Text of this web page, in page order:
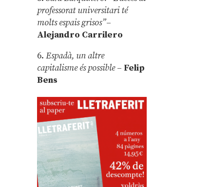
professorat universitari té
molts espais grisos”–
Alejandro Carrilero
6.Espadà, un altre
capitalisme és possible – Felip
Bens